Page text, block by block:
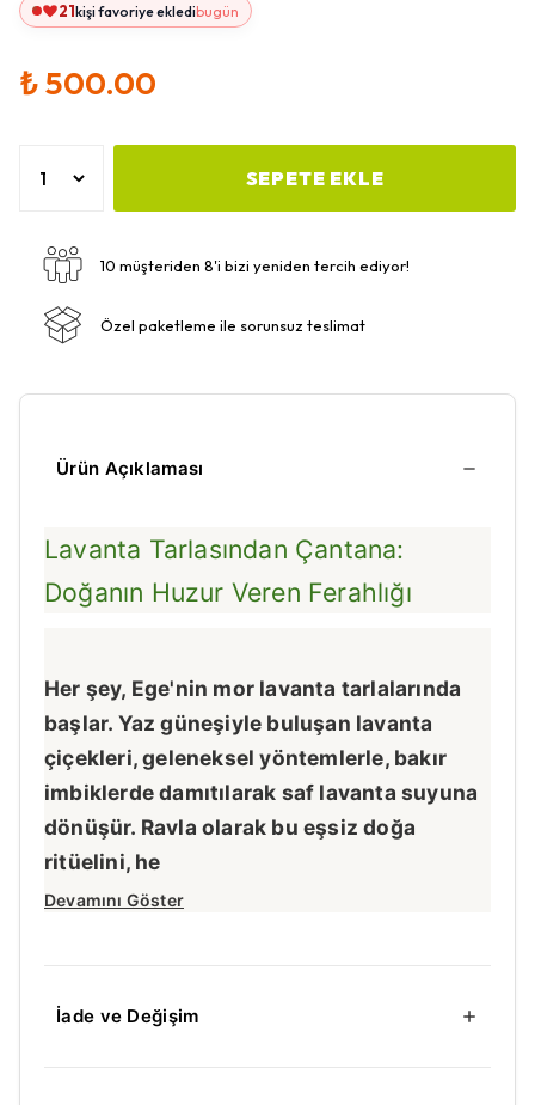
21kişi favoriye ekledibugün
₺ 500.00
SEPETE EKLE
10 müşteriden 8'i bizi yeniden tercih ediyor!
Özel paketleme ile sorunsuz teslimat
Ürün Açıklaması
Lavanta Tarlasından Çantana:
Doğanın Huzur Veren Ferahlığı
Her şey, Ege'nin mor lavanta tarlalarında
başlar. Yaz güneşiyle buluşan lavanta
çiçekleri, geleneksel yöntemlerle, bakır
imbiklerde damıtılarak saf lavanta suyuna
dönüşür. Ravla olarak bu eşsiz doğa
ritüelini, he
Devamını Göster
İade ve Değişim